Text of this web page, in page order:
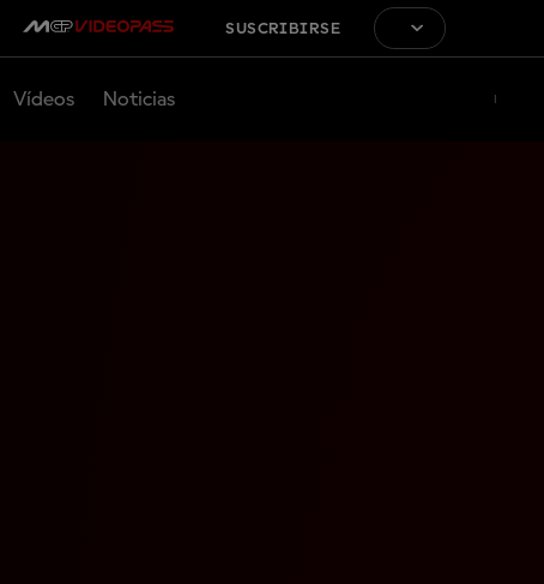
SUSCRIBIRSE
Vídeos Noticias